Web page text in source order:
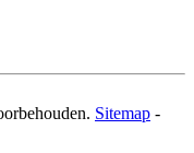
Sitemap -